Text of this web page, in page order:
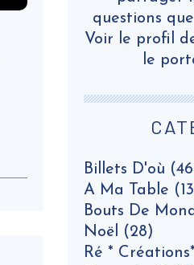
Billets D'où
A Ma Table
Bouts De
Noël (28)
Ré * Créations*
questions
Voir le profil
le